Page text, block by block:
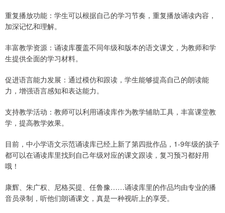
重复播放功能：学生可以根据自己的学习节奏，重复播放诵读内容，
加深记忆和理解。
丰富教学资源：诵读库覆盖不同年级和版本的语文课文，为教师和学
生提供全面的学习材料。
促进语言能力发展：通过模仿和跟读，学生能够提高自己的朗读能
力，增强语言感知和表达能力。
支持教学活动：教师可以利用诵读库作为教学辅助工具，丰富课堂教
学，提高教学效果。
目前，中小学语文示范诵读库已经上新了第四批作品，1-9年级的孩子
都可以在诵读库里找到自己年级对应的课文跟读，复习预习都好用
哦！
康辉、朱广权、尼格买提、任鲁豫……诵读库里的作品均由专业的播
音员录制，听他们朗诵课文，真是一种视听上的享受。